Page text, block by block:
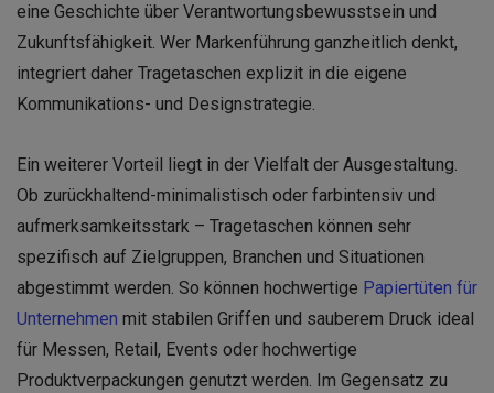
eine Geschichte über Verantwortungsbewusstsein und
Zukunftsfähigkeit. Wer Markenführung ganzheitlich denkt,
integriert daher Tragetaschen explizit in die eigene
Kommunikations- und Designstrategie.
Ein weiterer Vorteil liegt in der Vielfalt der Ausgestaltung.
Ob zurückhaltend-minimalistisch oder farbintensiv und
aufmerksamkeitsstark – Tragetaschen können sehr
spezifisch auf Zielgruppen, Branchen und Situationen
abgestimmt werden. So können hochwertige Papiertüten für
Unternehmen mit stabilen Griffen und sauberem Druck ideal
für Messen, Retail, Events oder hochwertige
Produktverpackungen genutzt werden. Im Gegensatz zu